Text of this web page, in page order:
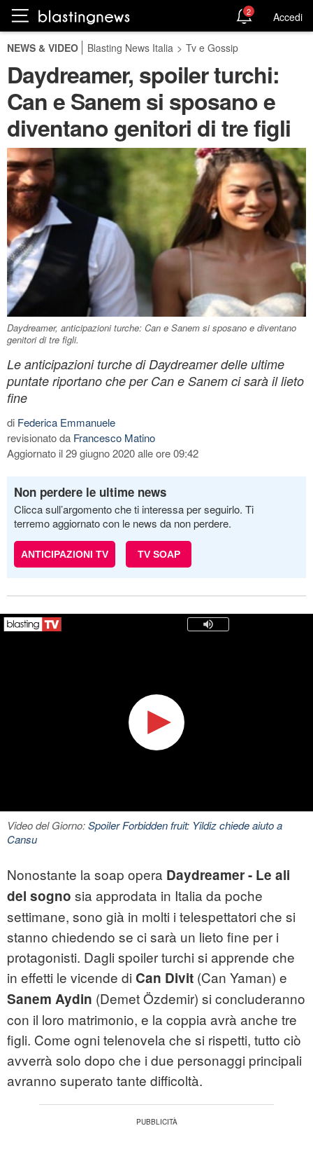
2 Accedi
NEWS & VIDEO Blasting News Italia > Tv e Gossip
Daydreamer, spoiler turchi:
Can e Sanem si sposano e
diventano genitori di tre figli
Daydreamer, anticipazioni turche: Can e Sanem si sposano e diventano
genitori di tre figli.
Le anticipazioni turche di Daydreamer delle ultime
puntate riportano che per Can e Sanem ci sarà il lieto
fine
di Federica Emmanuele
revisionato da Francesco Matino
Aggiornato il 29 giugno 2020 alle ore 09:42
Non perdere le ultime news
Clicca sull’argomento che ti interessa per seguirlo. Ti
terremo aggiornato con le news da non perdere.
ANTICIPAZIONI TV TV SOAP
Video del Giorno:Spoiler Forbidden fruit: Yildiz chiede aiuto a
Cansu
Nonostante la soap opera Daydreamer - Le ali
del sogno sia approdata in Italia da poche
settimane, sono già in molti i telespettatori che si
stanno chiedendo se ci sarà un lieto fine per i
protagonisti. Dagli spoiler turchi si apprende che
in effetti le vicende di Can Divit (Can Yaman) e
Sanem Aydin (Demet Özdemir) si concluderanno
con il loro matrimonio, e la coppia avrà anche tre
figli. Come ogni telenovela che si rispetti, tutto ciò
avverrà solo dopo che i due personaggi principali
avranno superato tante difficoltà.